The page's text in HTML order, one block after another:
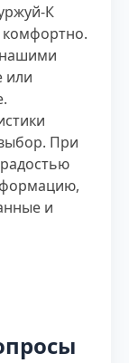
К
комфортно.
нашими
или
При
и